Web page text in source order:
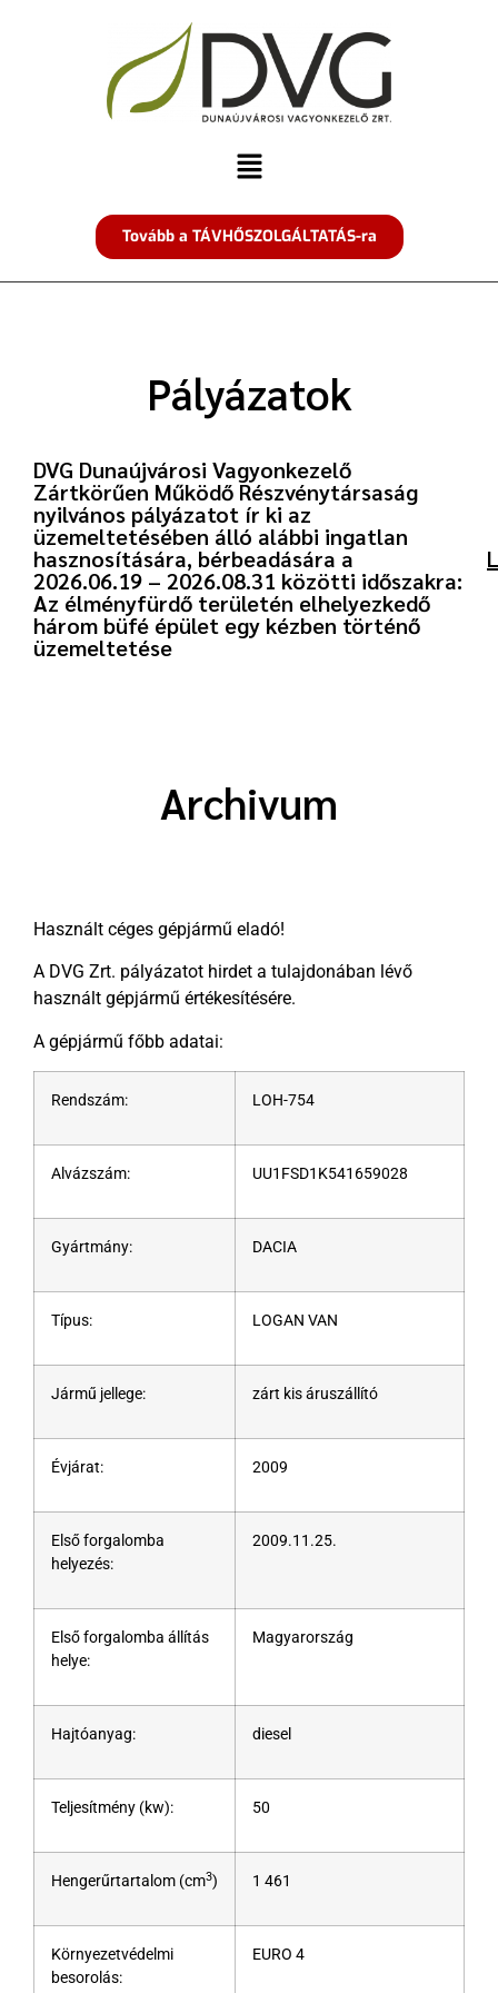
Tovább a TÁVHŐSZOLGÁLTATÁS-ra
Pályázatok
DVG Dunaújvárosi Vagyonkezelő
Zártkörűen Működő Részvénytársaság
nyilvános pályázatot ír ki az
üzemeltetésében álló alábbi ingatlan
hasznosítására, bérbeadására a
2026.06.19 – 2026.08.31 közötti időszakra:
Az élményfürdő területén elhelyezkedő
három büfé épület egy kézben történő
üzemeltetése
Archivum
Használt céges gépjármű eladó!
A DVG Zrt. pályázatot hirdet a tulajdonában lévő
használt gépjármű értékesítésére.
A gépjármű főbb adatai:
Rendszám: LOH-754
Alvázszám: UU1FSD1K541659028
Gyártmány: DACIA
Típus: LOGAN VAN
Jármű jellege: zárt kis áruszállító
Évjárat: 2009
Első forgalomba
helyezés:
2009.11.25.
Első forgalomba állítás
helye:
Magyarország
Hajtóanyag: diesel
Teljesítmény (kw): 50
Hengerűrtartalom (cm3) 1 461
Környezetvédelmi
besorolás:
EURO 4